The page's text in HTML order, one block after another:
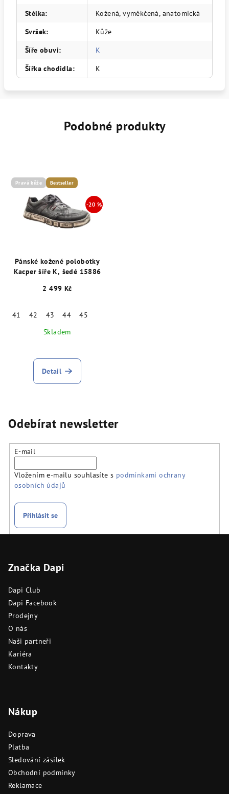
Stélka:
Kožená, vyměkčená, anatomická
Svršek:
Kůže
Šíře obuvi:
K
Šířka chodidla: K
Podobné produkty
Pravá kůže Bestseller
Pánské kožené polobotky
Kacper šíře K, šedé 15886
2 499 Kč
41 42 43 44
45
Skladem
Detail
Odebírat newsletter
E-mail
Vložením e-mailu souhlasíte s podmínkami ochrany
osobních údajů
Přihlásit se
Značka Dapi
Dapi Club
Dapi Facebook
Prodejny
O nás
Naši partneři
Kariéra
Kontakty
Nákup
Doprava
Platba
Sledování zásilek
Obchodní podmínky
Reklamace